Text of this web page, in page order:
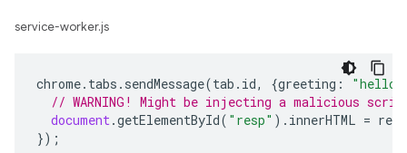
service-worker.js
chrome. tabs . sendMessage(tab . id, {greeting : "hello"
// WARNING! Might be injecting a malicious
document.getElementById( "resp" ). innerHTML =
});